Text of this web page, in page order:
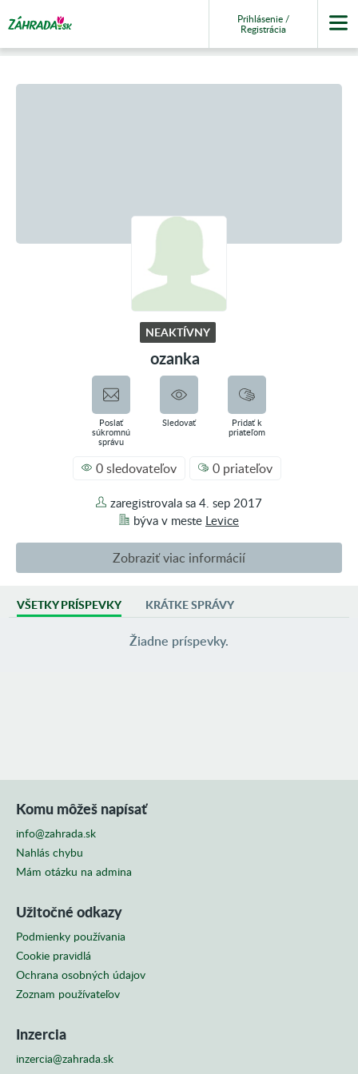
Prihlásenie /
Registrácia
NEAKTÍVNY
ozanka
Poslať
súkromnú
správu
Sledovať
Pridať k
priateľom
0 sledovateľov 0 priateľov
zaregistrovala sa 4. sep 2017
býva v meste Levice
Zobraziť viac informácií
AKTIVITA
0 príspevkov vo fotoblogoch
VŠETKY PRÍSPEVKY KRÁTKE SPRÁVY
Žiadne príspevky.
Komu môžeš napísať
info@zahrada.sk
Nahlás chybu
Mám otázku na admina
Užitočné odkazy
Podmienky používania
Cookie pravidlá
Ochrana osobných údajov
Zoznam používateľov
Inzercia
inzercia@zahrada.sk